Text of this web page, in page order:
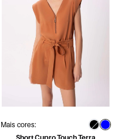
Mais cores: